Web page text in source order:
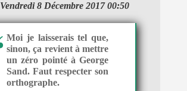
Vendredi 8 Décembre 2017 00:50
Moi je laisserais tel que,
sinon, ça revient à mettre
un zéro pointé à George
Sand. Faut respecter son
orthographe.